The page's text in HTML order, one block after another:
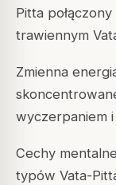
Pitta
trawiennym
Zmienna
wyczerpaniem
Cechy
typów Vata-